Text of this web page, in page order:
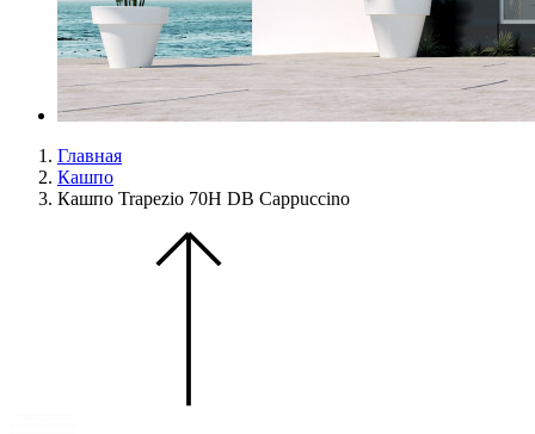
Главная
Кашпо
Кашпо Trapezio 70H DB Cappuccino